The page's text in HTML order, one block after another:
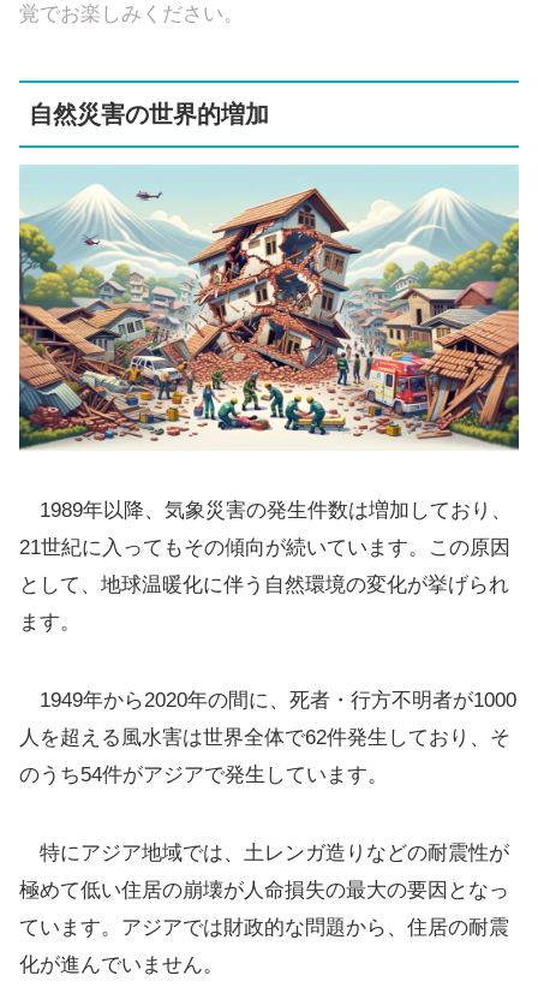
覚でお楽しみください。
自然災害の世界的増加
1989年以降、気象災害の発生件数は増加しており、
21世紀に入ってもその傾向が続いています。この原因
として、地球温暖化に伴う自然環境の変化が挙げられ
ます。
1949年から2020年の間に、死者・行方不明者が1000
人を超える風水害は世界全体で62件発生しており、そ
のうち54件がアジアで発生しています。
特にアジア地域では、土レンガ造りなどの耐震性が
極めて低い住居の崩壊が人命損失の最大の要因となっ
ています。アジアでは財政的な問題から、住居の耐震
化が進んでいません。